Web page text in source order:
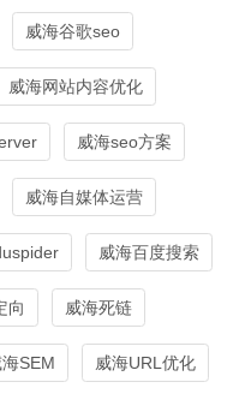
威海谷歌seo
威海网站内容优化
威海seo方案
威海自媒体运营
威海百度搜索
向 威海死链
海SEM 威海URL优化